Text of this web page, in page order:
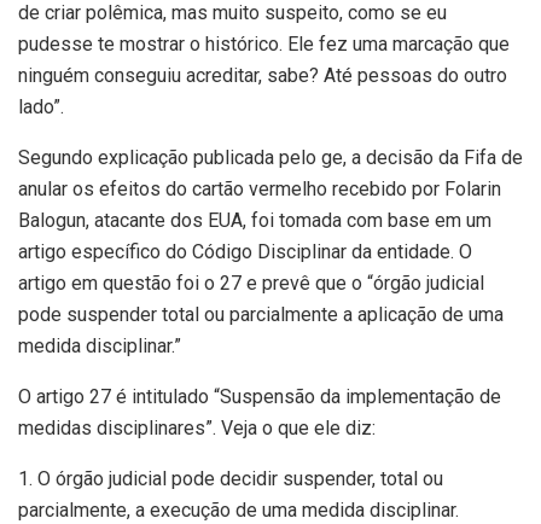
de criar polêmica, mas muito suspeito, como se eu
pudesse te mostrar o histórico. Ele fez uma marcação que
ninguém conseguiu acreditar, sabe? Até pessoas do outro
lado”.
Segundo explicação publicada pelo ge, a decisão da Fifa de
anular os efeitos do cartão vermelho recebido por Folarin
Balogun, atacante dos EUA, foi tomada com base em um
artigo específico do Código Disciplinar da entidade. O
artigo em questão foi o 27 e prevê que o “órgão judicial
pode suspender total ou parcialmente a aplicação de uma
medida disciplinar.”
O artigo 27 é intitulado “Suspensão da implementação de
medidas disciplinares”. Veja o que ele diz:
1. O órgão judicial pode decidir suspender, total ou
parcialmente, a execução de uma medida disciplinar.